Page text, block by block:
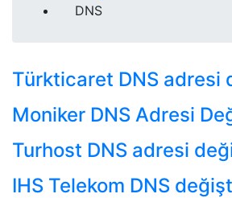
DNS
Türkticaret DNS adresi
Moniker DNS Adresi
Turhost DNS adresi
IHS Telekom DNS